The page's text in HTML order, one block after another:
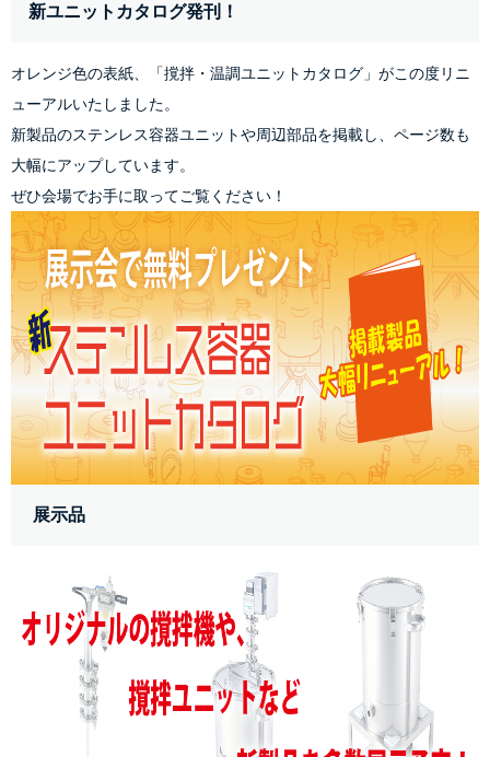
新ユニットカタログ発刊！
オレンジ色の表紙、「撹拌・温調ユニットカタログ」がこの度リニ
ューアルいたしました。
新製品のステンレス容器ユニットや周辺部品を掲載し、ページ数も
大幅にアップしています。
ぜひ会場でお手に取ってご覧ください！
展示品